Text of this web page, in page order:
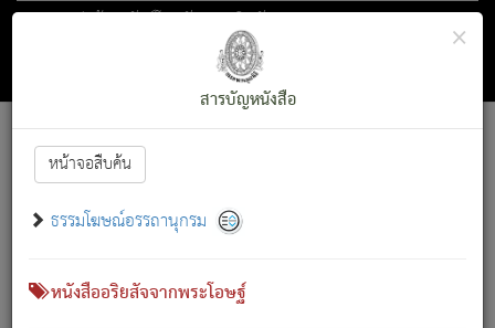
ตอน 1 ว่าด้วย สัตว์โลกกับจตุราริยสัจ
สารบัญ×
สารบัญหนังสือ
หน้าจอสืบค้น
ธรรมโฆษณ์อรรถานุกรม
หนังสืออริยสัจจากพระโอษฐ์
Font :15 ]||
สัตว์โลกนี้ เกิดความเดือดร้อนแล้ว มีผัสสะบังหน้า
เขาสำคัญสิ่งใด โดยความเป็นประการใด แต่สิ่งนั้นย่อมเป็น
(ตามที่เป็นจริง) โดยประการอื่นจากที่เขาสำคัญนั้น